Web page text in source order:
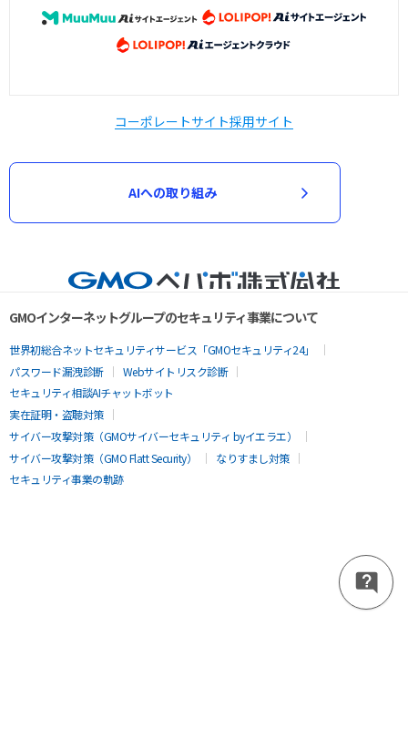
コーポレートサイト採用サイト
AIへの取り組み
GMOインターネットグループのセキュリティ事業について
世界初総合ネットセキュリティサービス「GMOセキュリティ24」
パスワード漏洩診断
Webサイトリスク診断
セキュリティ相談AIチャットボット
実在証明・盗聴対策
サイバー攻撃対策（GMOサイバーセキュリティ byイエラエ）
サイバー攻撃対策（GMO Flatt Security）
なりすまし対策
セキュリティ事業の軌跡